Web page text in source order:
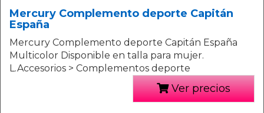
Mercury Complemento deporte Capitán
España
Mercury Complemento deporte Capitán España
Multicolor Disponible en talla para mujer.
L.Accesorios > Complementos deporte
Ver precios